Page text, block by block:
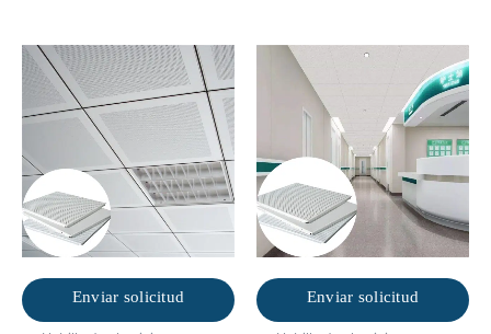
Enviar solicitud Enviar solicitud